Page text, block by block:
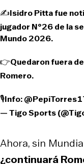
✍️Isidro Pitta fue
jugador N°26 de la
Mundo 2026.
👉Quedaron fuera
Romero.
🎙️Info:
— Tigo Sports
Ahora, sin
¿continuará